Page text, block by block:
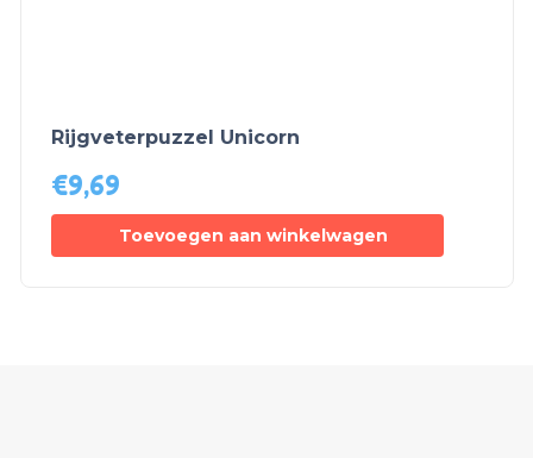
Rijgveterpuzzel Unicorn
€9,69
Toevoegen aan winkelwagen